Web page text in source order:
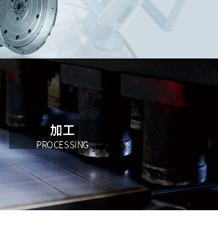
加工
PROCESSING